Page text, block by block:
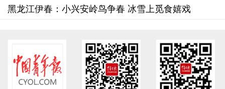
黑龙江伊春：小兴安岭鸟争春 冰雪上觅食嬉戏